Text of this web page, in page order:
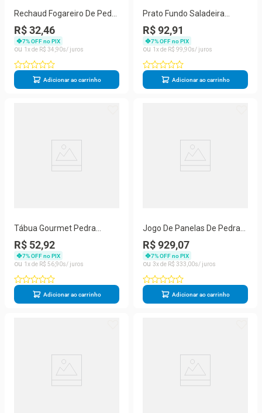
Rechaud Fogareiro De Pedra
Sabão P 14 Cm
R$ 32,46
7% OFF no PIX
1
R$ 34 90
Adicionar ao carrinho
Prato Fundo Saladeira
Pedra Sabão 28 Cm
R$ 92,91
7% OFF no PIX
1
R$ 99 90
Adicionar ao carrinho
Tábua Gourmet Pedra
Sabão 30 X 10 Cm
R$ 52,92
7% OFF no PIX
1
R$ 5690
Adicionar ao carrinho
Jogo De Panelas De Pedra
Sabão Duráveis E Saudáveis
6 Peças
R$ 929,07
7% OFF no PIX
3
R$ 333 00
Adicionar ao carrinho